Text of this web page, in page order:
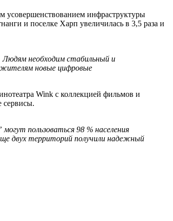
усовершенствованием инфраструктуры
и поселке Харп увеличилась в 3,5 раза и
Людям необходим стабильный и
новые цифровые
Wink с коллекцией фильмов и
сервисы.
пользоваться 98 % населения
двух территорий получили надежный